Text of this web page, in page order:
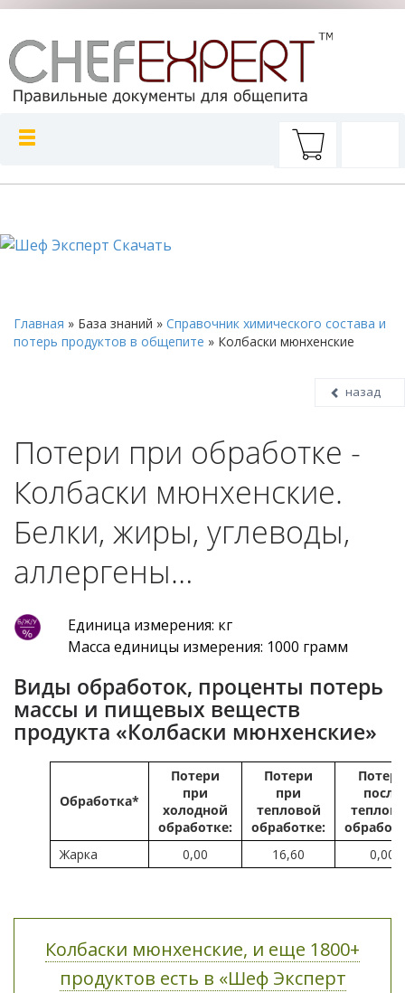
Главная » База знаний » Справочник химического состава и
потерь продуктов в общепите » Колбаски мюнхенские
назад
Потери при обработке -
Колбаски мюнхенские.
Белки, жиры, углеводы,
аллергены…
Единица измерения: кг
Масса единицы измерения: 1000 грамм
Виды обработок, проценты потерь
массы и пищевых веществ
продукта «Колбаски мюнхенские»
Обработка*
Потери
при
холодной
обработке:
Потери
при
тепловой
обработке:
после
Жарка
0,00 16,60 0,00
Колбаски мюнхенские, и еще 1800+
продуктов есть в «Шеф Эксперт